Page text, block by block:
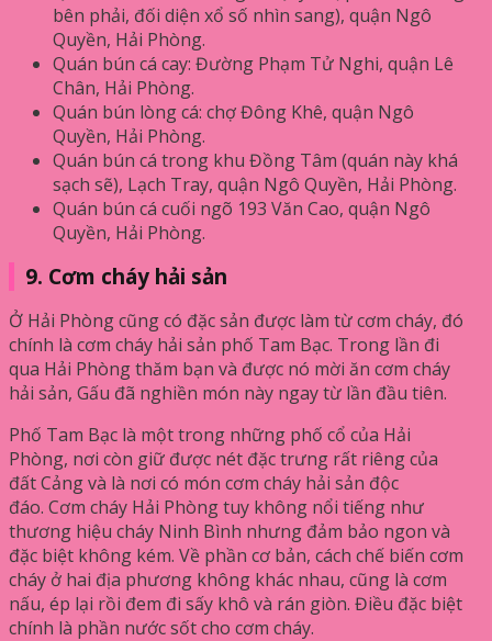
bên phải, đối diện xổ số nhìn sang), quận Ngô
Quyền, Hải Phòng.
Quán bún cá cay: Đường Phạm Tử Nghi, quận Lê
Chân, Hải Phòng.
Quán bún lòng cá: chợ Đông Khê, quận Ngô
Quyền, Hải Phòng.
Quán bún cá trong khu Đồng Tâm (quán này khá
sạch sẽ), Lạch Tray, quận Ngô Quyền, Hải Phòng.
Quán bún cá cuối ngõ 193 Văn Cao, quận Ngô
Quyền, Hải Phòng.
9. Cơm cháy hải sản
Ở Hải Phòng cũng có đặc sản được làm từ cơm cháy, đó
chính là cơm cháy hải sản phố Tam Bạc. Trong lần đi
qua Hải Phòng thăm bạn và được nó mời ăn cơm cháy
hải sản, Gấu đã nghiền món này ngay từ lần đầu tiên.
Phố Tam Bạc là một trong những phố cổ của Hải
Phòng, nơi còn giữ được nét đặc trưng rất riêng của
đất Cảng và là nơi có món cơm cháy hải sản độc
đáo. Cơm cháy Hải Phòng tuy không nổi tiếng như
thương hiệu cháy Ninh Bình nhưng đảm bảo ngon và
đặc biệt không kém. Về phần cơ bản, cách chế biến cơm
cháy ở hai địa phương không khác nhau, cũng là cơm
nấu, ép lại rồi đem đi sấy khô và rán giòn. Điều đặc biệt
chính là phần nước sốt cho cơm cháy.